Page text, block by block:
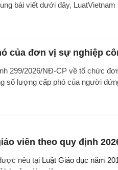
bài viết dưới đây, LuatVietnam
của đơn vị sự nghiệp
299/2026/NĐ-CP về tổ chức
số lượng cấp phó của người
viên theo quy định
nêu tại Luật Giáo dục năm